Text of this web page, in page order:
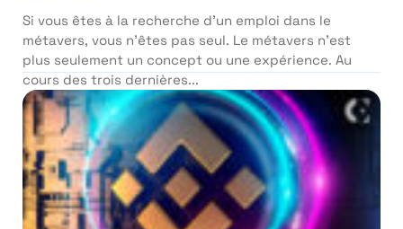
Si vous êtes à la recherche d’un emploi dans le
métavers, vous n’êtes pas seul. Le métavers n’est
plus seulement un concept ou une expérience. Au
cours des trois dernières...